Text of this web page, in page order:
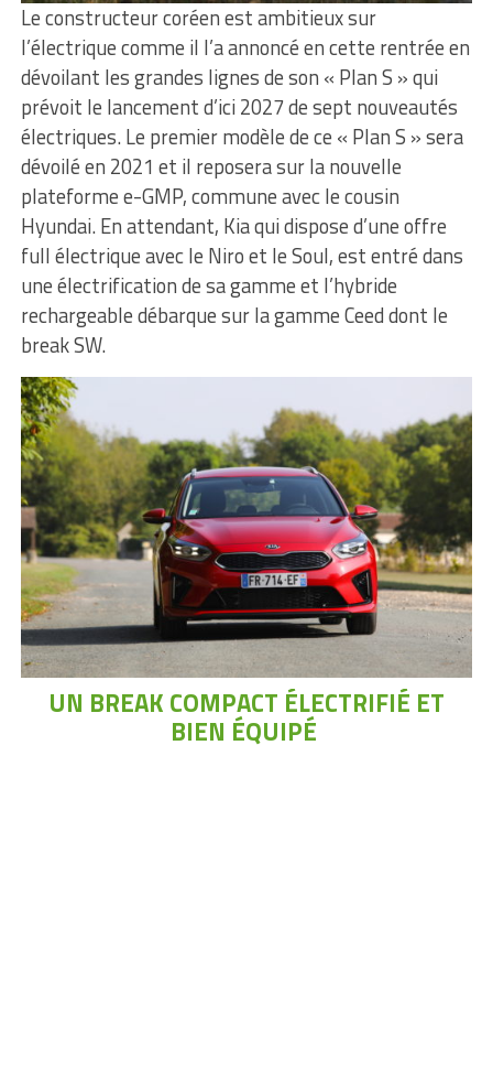
Le constructeur coréen est ambitieux sur
l’électrique comme il l’a annoncé en cette rentrée en
dévoilant les grandes lignes de son « Plan S » qui
prévoit le lancement d’ici 2027 de sept nouveautés
électriques. Le premier modèle de ce « Plan S » sera
dévoilé en 2021 et il reposera sur la nouvelle
plateforme e-GMP, commune avec le cousin
Hyundai. En attendant, Kia qui dispose d’une offre
full électrique avec le Niro et le Soul, est entré dans
une électrification de sa gamme et l’hybride
rechargeable débarque sur la gamme Ceed dont le
break SW.
UN BREAK COMPACT ÉLECTRIFIÉ ET
BIEN ÉQUIPÉ